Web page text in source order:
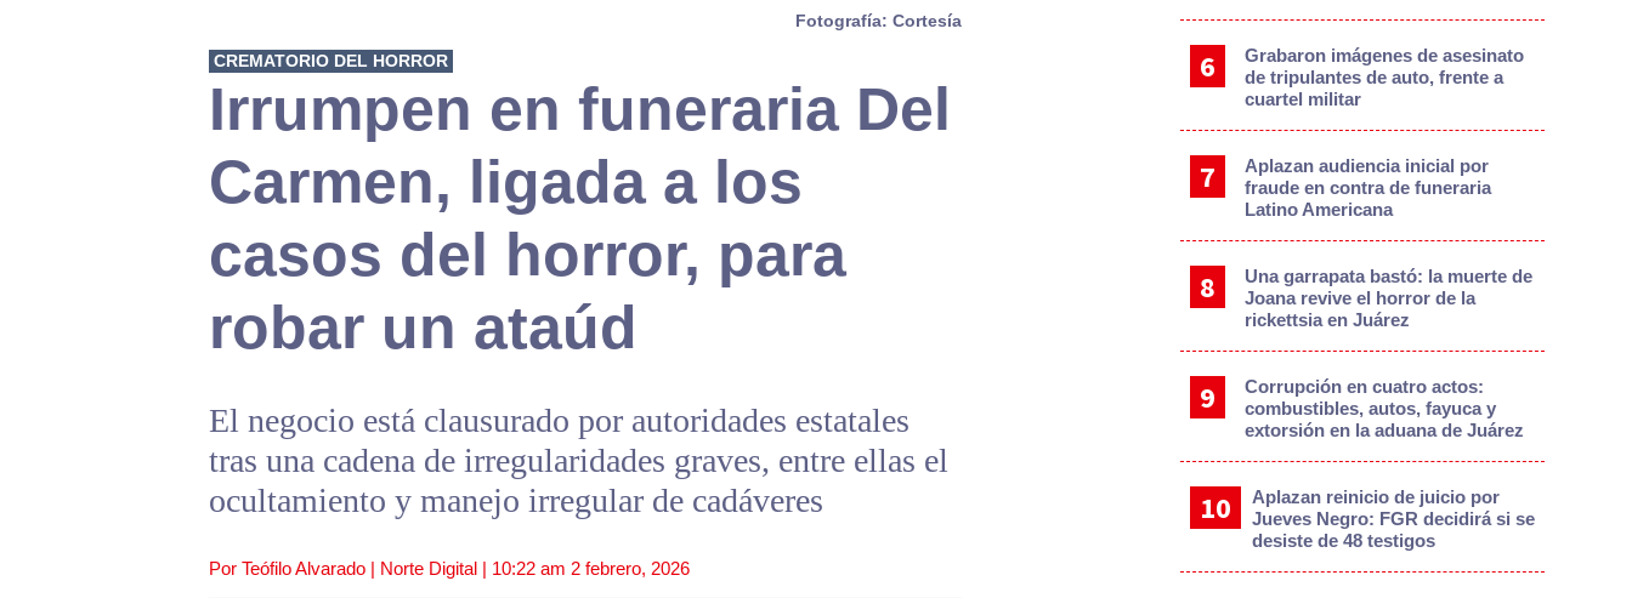
Fotografía: Cortesía
CREMATORIO DEL HORROR
Irrumpen en funeraria Del
Carmen, ligada a los
casos del horror, para
robar un ataúd
El negocio está clausurado por autoridades estatales
tras una cadena de irregularidades graves, entre ellas el
ocultamiento y manejo irregular de cadáveres
Por Teófilo Alvarado | Norte Digital | 10:22 am 2 febrero, 2026
Grabaron imágenes de asesinato
de tripulantes de auto, frente a
cuartel militar
Aplazan audiencia inicial por
fraude en contra de funeraria
Latino Americana
Una garrapata bastó: la muerte de
Joana revive el horror de la
rickettsia en Juárez
Corrupción en cuatro actos:
combustibles, autos, fayuca y
extorsión en la aduana de Juárez
Aplazan reinicio de juicio por
Jueves Negro: FGR decidirá si se
desiste de 48 testigos